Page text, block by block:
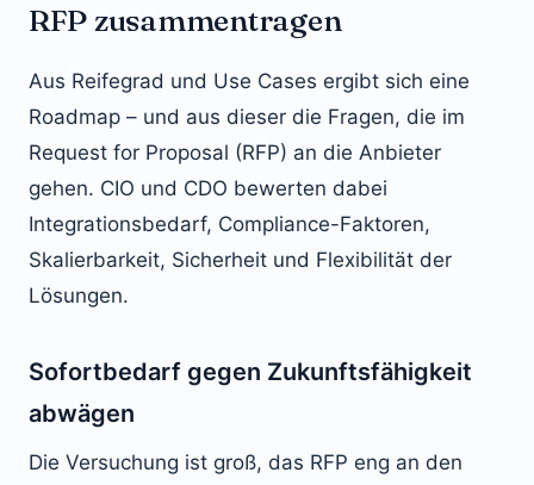
RFP zusammentragen
Aus Reifegrad und Use Cases ergibt sich eine
Roadmap – und aus dieser die Fragen, die im
Request for Proposal (RFP) an die Anbieter
gehen. CIO und CDO bewerten dabei
Integrationsbedarf, Compliance-Faktoren,
Skalierbarkeit, Sicherheit und Flexibilität der
Lösungen.
Sofortbedarf gegen Zukunftsfähigkeit
abwägen
Die Versuchung ist groß, das RFP eng an den